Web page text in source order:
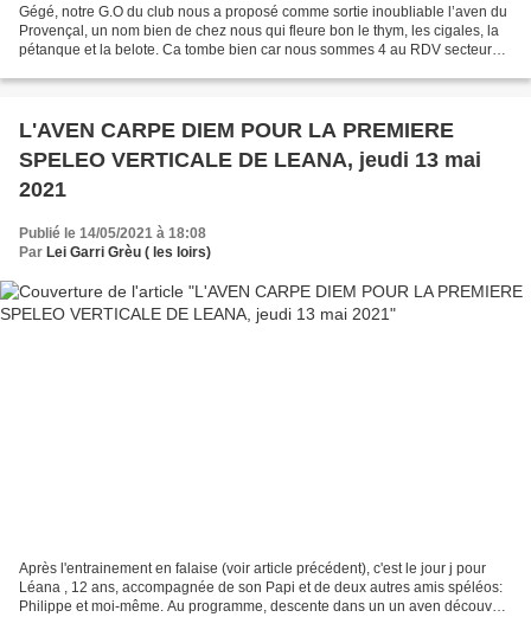
Gégé, notre G.O du club nous a proposé comme sortie inoubliable l’aven du
Provençal, un nom bien de chez nous qui fleure bon le thym, les cigales, la
pétanque et la belote. Ca tombe bien car nous sommes 4 au RDV secteur
L'AVEN CARPE DIEM POUR LA PREMIERE
SPELEO VERTICALE DE LEANA, jeudi 13 mai
2021
Publié le 14/05/2021 à 18:08
Par Lei Garri Grèu ( les loirs)
Après l'entrainement en falaise (voir article précédent), c'est le jour j pour
Léana , 12 ans, accompagnée de son Papi et de deux autres amis spéléos:
Philippe et moi-même. Au programme, descente dans un un aven découvert